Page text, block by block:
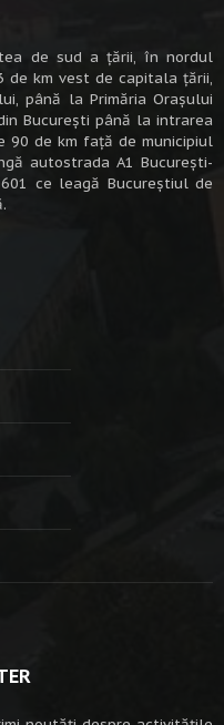
de sud a ţării, în nordul
de km vest de capitala țării,
până la Primăria Orașului
București până la intrarea
90 de km faţă de municipiul
autostrada A1 Bucureşti-
ce leagă Bucureştiul de